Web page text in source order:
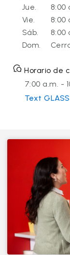
Jue.
8:00
Vie.
8:00
Sáb.
8:00
Dom.
Horario de
7:00 a.m. -
Text